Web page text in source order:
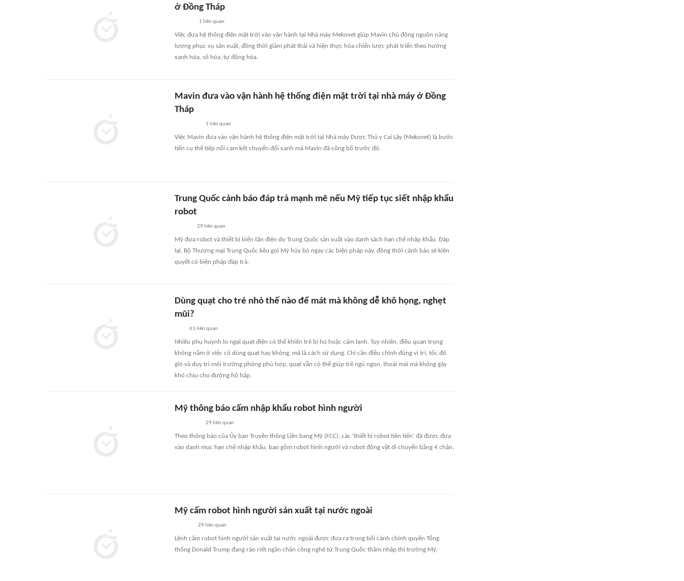
ở Đồng Tháp
1 liên quan
Việc đưa hệ thống điện mặt trời vào vận hành tại Nhà máy Mekovet giúp Mavin chủ động nguồn năng
lượng phục vụ sản xuất, đồng thời giảm phát thải và hiện thực hóa chiến lược phát triển theo hướng
xanh hóa, số hóa, tự động hóa.
Mavin đưa vào vận hành hệ thống điện mặt trời tại nhà máy ở Đồng
Tháp
1 liên quan
Việc Mavin đưa vào vận hành hệ thống điện mặt trời tại Nhà máy Dược Thú y Cai Lậy (Mekovet) là bước
tiến cụ thể tiếp nối cam kết chuyển đổi xanh mà Mavin đã công bố trước đó.
Trung Quốc cảnh báo đáp trả mạnh mẽ nếu Mỹ tiếp tục siết nhập khẩu
robot
29 liên quan
Mỹ đưa robot và thiết bị biến tần điện do Trung Quốc sản xuất vào danh sách hạn chế nhập khẩu. Đáp
lại, Bộ Thương mại Trung Quốc kêu gọi Mỹ hủy bỏ ngay các biện pháp này, đồng thời cảnh báo sẽ kiên
quyết có biện pháp đáp trả.
Dùng quạt cho trẻ nhỏ thế nào để mát mà không dễ khô họng, nghẹt
mũi?
61 liên quan
Nhiều phụ huynh lo ngại quạt điện có thể khiến trẻ bị ho hoặc cảm lạnh. Tuy nhiên, điều quan trọng
không nằm ở việc có dùng quạt hay không, mà là cách sử dụng. Chỉ cần điều chỉnh đúng vị trí, tốc độ
gió và duy trì môi trường phòng phù hợp, quạt vẫn có thể giúp trẻ ngủ ngon, thoải mái mà không gây
khó chịu cho đường hô hấp.
Mỹ thông báo cấm nhập khẩu robot hình người
29 liên quan
Theo thông báo của Ủy ban Truyền thông Liên bang Mỹ (FCC), các 'thiết bị robot tiên tiến' đã được đưa
vào danh mục hạn chế nhập khẩu, bao gồm robot hình người và robot động vật di chuyển bằng 4 chân.
Mỹ cấm robot hình người sản xuất tại nước ngoài
29 liên quan
Lệnh cấm robot hình người sản xuất tại nước ngoài được đưa ra trong bối cảnh chính quyền Tổng
thống Donald Trump đang ráo riết ngăn chặn công nghệ từ Trung Quốc thâm nhập thị trường Mỹ.